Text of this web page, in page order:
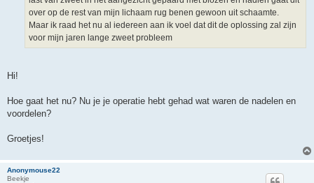
over op de rest van mijn lichaam rug benen gewoon uit schaamte.
Maar ik raad het nu al iedereen aan ik voel dat dit de oplossing zal zijn
voor mijn jaren lange zweet probleem
Hi!
Hoe gaat het nu? Nu je je operatie hebt gehad wat waren de nadelen en
voordelen?
Groetjes!
Anonymouse22
Beekje